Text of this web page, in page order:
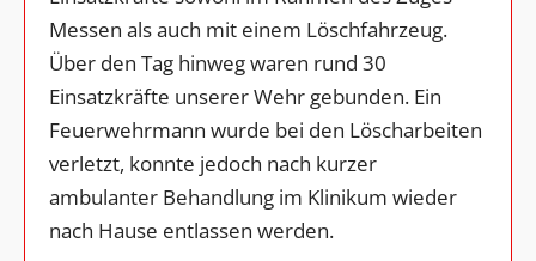
Messen als auch mit einem Löschfahrzeug.
Über den Tag hinweg waren rund 30
Einsatzkräfte unserer Wehr gebunden. Ein
Feuerwehrmann wurde bei den Löscharbeiten
verletzt, konnte jedoch nach kurzer
ambulanter Behandlung im Klinikum wieder
nach Hause entlassen werden.